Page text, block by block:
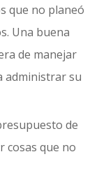
que no planeó
Una buena
de manejar
administrar su
de
cosas que no